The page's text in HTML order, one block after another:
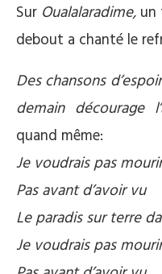
Sur Oualalaradime, un
debout a chanté le
Des chansons
demain décourage
quand même:
Je voudrais pas mourir
Pas avant d’avoir vu
Le paradis sur terre
Je voudrais pas mourir